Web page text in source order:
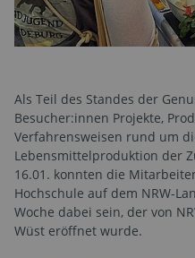
Als Teil des Standes der
Besucher:innen Projekte,
Verfahrensweisen rund um
Lebensmittelproduktion der
16.01. konnten die
Hochschule auf dem NRW-
Woche dabei sein, der von
Wüst eröffnet wurde.